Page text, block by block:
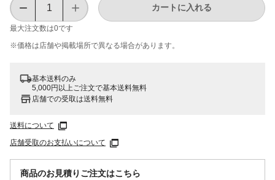
最大注文数は0です
カートに入れる
※価格は​店舗や​掲載場所で​異なる​場合が​あります。
基本送料のみ
5,000円以上ご注文で基本送料無料
店舗での受取は送料無料
送料について
店舗受取のお支払いについて
商品のお見積りご注文はこちら